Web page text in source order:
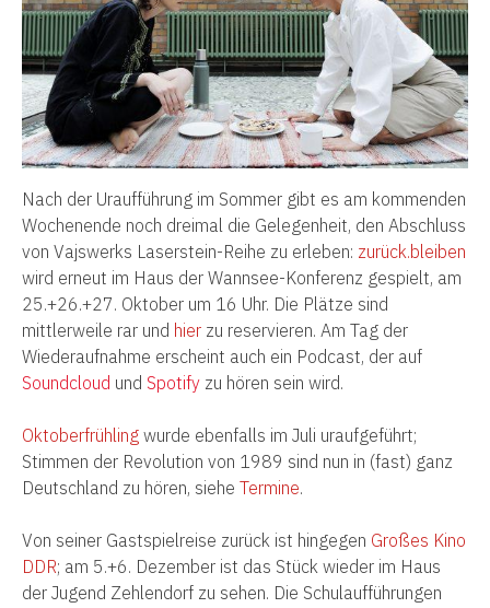
Nach der Uraufführung im Sommer gibt es am kommenden
Wochenende noch dreimal die Gelegenheit, den Abschluss
von Vajswerks Laserstein-Reihe zu erleben: zurück.bleiben
wird erneut im Haus der Wannsee-Konferenz gespielt, am
25.+26.+27. Oktober um 16 Uhr. Die Plätze sind
mittlerweile rar und hier zu reservieren. Am Tag der
Wiederaufnahme erscheint auch ein Podcast, der auf
Soundcloud und Spotify zu hören sein wird.
Oktoberfrühling wurde ebenfalls im Juli uraufgeführt;
Stimmen der Revolution von 1989 sind nun in (fast) ganz
Deutschland zu hören, siehe Termine.
Von seiner Gastspielreise zurück ist hingegen Großes Kino
DDR; am 5.+6. Dezember ist das Stück wieder im Haus
der Jugend Zehlendorf zu sehen. Die Schulaufführungen